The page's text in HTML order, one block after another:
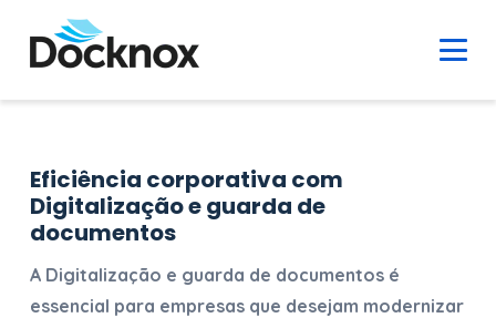
Eficiência corporativa com
Digitalização e guarda de
documentos
A Digitalização e guarda de documentosé
essencial para empresas que desejam modernizar